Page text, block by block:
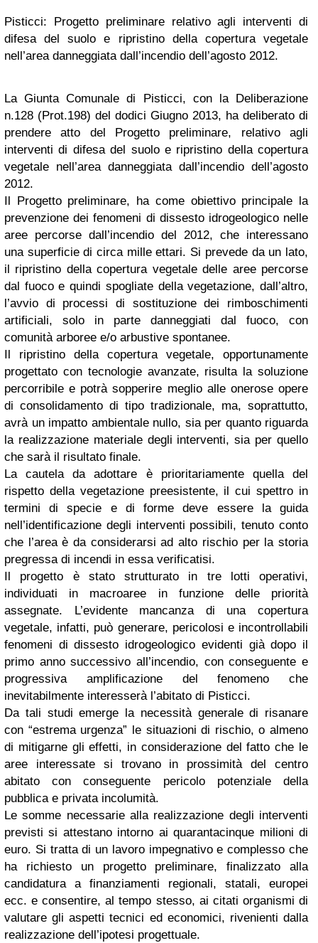
Pisticci: Progetto preliminare relativo agli interventi di
difesa del suolo e ripristino della copertura vegetale
nell’area danneggiata dall’incendio dell’agosto 2012.
La Giunta Comunale di Pisticci, con la Deliberazione
n.128 (Prot.198) del dodici Giugno 2013, ha deliberato di
prendere atto del Progetto preliminare, relativo agli
interventi di difesa del suolo e ripristino della copertura
vegetale nell’area danneggiata dall’incendio dell’agosto
2012.
Il Progetto preliminare, ha come obiettivo principale la
prevenzione dei fenomeni di dissesto idrogeologico nelle
aree percorse dall’incendio del 2012, che interessano
una superficie di circa mille ettari. Si prevede da un lato,
il ripristino della copertura vegetale delle aree percorse
dal fuoco e quindi spogliate della vegetazione, dall’altro,
l’avvio di processi di sostituzione dei rimboschimenti
artificiali, solo in parte danneggiati dal fuoco, con
comunità arboree e/o arbustive spontanee.
Il ripristino della copertura vegetale, opportunamente
progettato con tecnologie avanzate, risulta la soluzione
percorribile e potrà sopperire meglio alle onerose opere
di consolidamento di tipo tradizionale, ma, soprattutto,
avrà un impatto ambientale nullo, sia per quanto riguarda
la realizzazione materiale degli interventi, sia per quello
che sarà il risultato finale.
La cautela da adottare è prioritariamente quella del
rispetto della vegetazione preesistente, il cui spettro in
termini di specie e di forme deve essere la guida
nell’identificazione degli interventi possibili, tenuto conto
che l’area è da considerarsi ad alto rischio per la storia
pregressa di incendi in essa verificatisi.
Il progetto è stato strutturato in tre lotti operativi,
individuati in macroaree in funzione delle priorità
assegnate. L’evidente mancanza di una copertura
vegetale, infatti, può generare, pericolosi e incontrollabili
fenomeni di dissesto idrogeologico evidenti già dopo il
primo anno successivo all’incendio, con conseguente e
progressiva amplificazione del fenomeno che
inevitabilmente interesserà l’abitato di Pisticci.
Da tali studi emerge la necessità generale di risanare
con “estrema urgenza” le situazioni di rischio, o almeno
di mitigarne gli effetti, in considerazione del fatto che le
aree interessate si trovano in prossimità del centro
abitato con conseguente pericolo potenziale della
pubblica e privata incolumità.
Le somme necessarie alla realizzazione degli interventi
previsti si attestano intorno ai quarantacinque milioni di
euro. Si tratta di un lavoro impegnativo e complesso che
ha richiesto un progetto preliminare, finalizzato alla
candidatura a finanziamenti regionali, statali, europei
ecc. e consentire, al tempo stesso, ai citati organismi di
valutare gli aspetti tecnici ed economici, rivenienti dalla
realizzazione dell’ipotesi progettuale.